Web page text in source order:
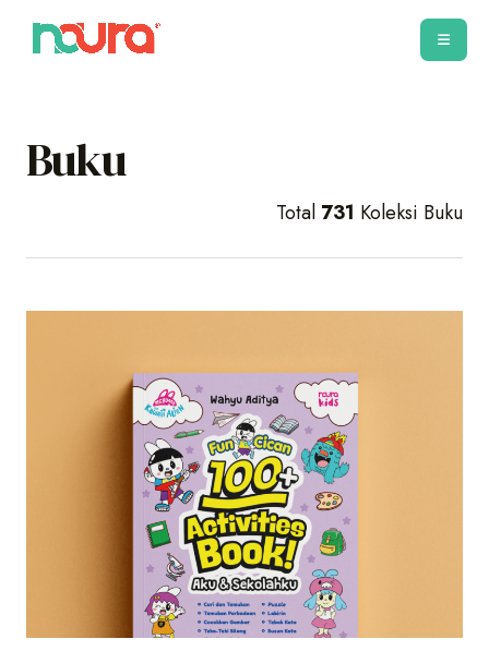
Buku
Total 731 Koleksi Buku